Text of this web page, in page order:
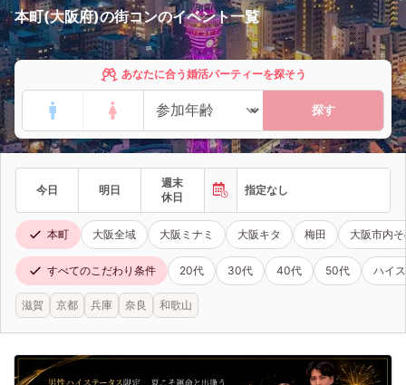
本町(大阪府)の街コンのイベント一覧
あなたに合う婚活パーティーを探そう
探す
今日 明日
週末
休日
指定なし
本町 大阪全域 大阪ミナミ 大阪キタ 梅田 大阪市内
すべてのこだわり条件 20代 30代 40代 50代 ハイ
滋賀 京都 兵庫 奈良 和歌山